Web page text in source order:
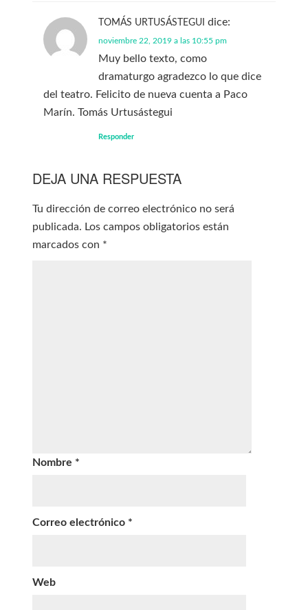
TOMÁS URTUSÁSTEGUI dice:
noviembre 22, 2019 a las 10:55 pm
Muy bello texto, como
dramaturgo agradezco lo que dice
del teatro. Felicito de nueva cuenta a Paco
Marín. Tomás Urtusástegui
Responder
DEJA UNA RESPUESTA
Tu dirección de correo electrónico no será
publicada. Los campos obligatorios están
marcados con *
Nombre *
Correo electrónico *
Web